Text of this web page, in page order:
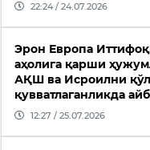
22:24 / 24.07.2026
Эрон Европа
аҳолига қарши
АҚШ ва Исроилни
қувватлаганликда
12:27 / 25.07.2026